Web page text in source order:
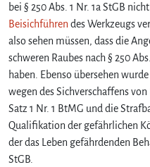
bei § 250 Abs. 1 Nr. 1a StGB
Beisichführen des Werkzeugs
also sehen müssen, dass die
schweren Raubes nach § 250
haben. Ebenso übersehen
wegen des Sichverschaffens von
Satz 1 Nr. 1 BtMG und die
Qualifikation der gefährlichen
der das Leben gefährdenden
StGB.